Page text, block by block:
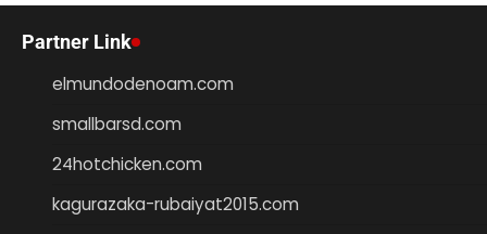
Partner Link
elmundodenoam.com
smallbarsd.com
24hotchicken.com
kagurazaka-rubaiyat2015.com